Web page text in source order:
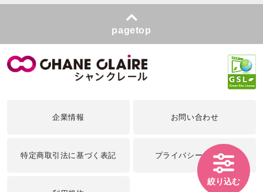
絞り込む
pagetop
企業情報 お問い合わせ
特定商取引法に基づく表記 プライバシーポリシー